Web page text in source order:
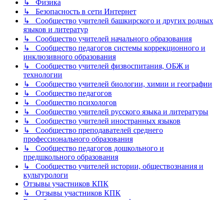
↳ Физика
↳ Безопасность в сети Интернет
↳ Сообщество учителей башкирского и других родных
языков и литератур
↳ Сообщество учителей начального образования
↳ Сообщество педагогов системы коррекционного и
инклюзивного образования
↳ Сообщество учителей физвоспитания, ОБЖ и
технологии
↳ Сообщество учителей биологии, химии и географии
↳ Сообщество педагогов
↳ Сообщество психологов
↳ Сообщество учителей русского языка и литературы
↳ Сообщество учителей иностранных языков
↳ Сообщество преподавателей среднего
профессионального образования
↳ Сообщество педагогов дошкольного и
предшкольного образования
↳ Сообщество учителей истории, обществознания и
культурологи
Отзывы участников КПК
↳ Отзывы участников КПК